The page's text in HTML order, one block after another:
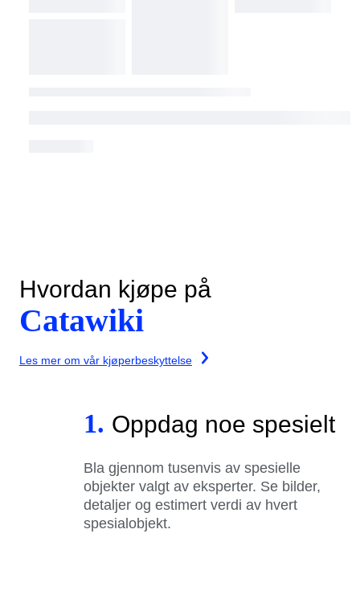
Hvordan kjøpe på
Catawiki
Les mer om vår kjøperbeskyttelse
1. Oppdag noe spesielt
Bla gjennom tusenvis av spesielle
objekter valgt av eksperter. Se bilder,
detaljer og estimert verdi av hvert
spesialobjekt.